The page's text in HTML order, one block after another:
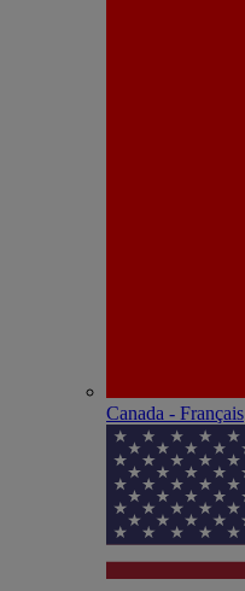
Canada - Français